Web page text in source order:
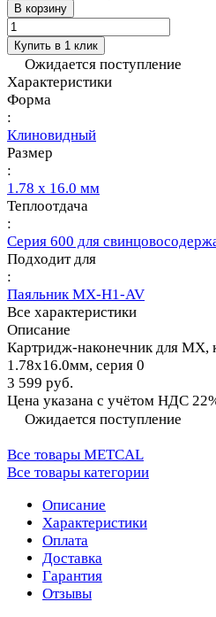
В корзину
Купить в 1 клик
Ожидается поступление
Характеристики
Форма
:
Клиновидный
Размер
:
1.78 х 16.0 мм
Теплоотдача
:
Серия 600 для
Подходит для
:
Паяльник MX-H1-AV
Все характеристики
Описание
Картридж-наконечник для MX,
1.78х16.0мм, серия 0
3 599 руб.
Цена указана с учётом НДС
Ожидается поступление
Все товары METCAL
Все товары категории
Описание
Характеристики
Оплата
Доставка
Гарантия
Отзывы